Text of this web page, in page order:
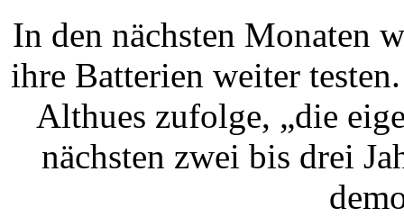
In den nächsten Monaten
ihre Batterien weiter
Althues zufolge, „die
nächsten zwei bis drei